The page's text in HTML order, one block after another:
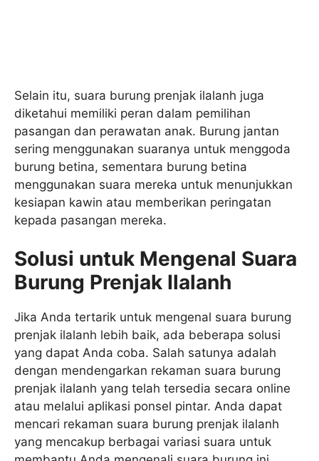
Selain itu, suara burung prenjak ilalanh juga
diketahui memiliki peran dalam pemilihan
pasangan dan perawatan anak. Burung jantan
sering menggunakan suaranya untuk menggoda
burung betina, sementara burung betina
menggunakan suara mereka untuk menunjukkan
kesiapan kawin atau memberikan peringatan
kepada pasangan mereka.
Solusi untuk Mengenal Suara
Burung Prenjak Ilalanh
Jika Anda tertarik untuk mengenal suara burung
prenjak ilalanh lebih baik, ada beberapa solusi
yang dapat Anda coba. Salah satunya adalah
dengan mendengarkan rekaman suara burung
prenjak ilalanh yang telah tersedia secara online
atau melalui aplikasi ponsel pintar. Anda dapat
mencari rekaman suara burung prenjak ilalanh
yang mencakup berbagai variasi suara untuk